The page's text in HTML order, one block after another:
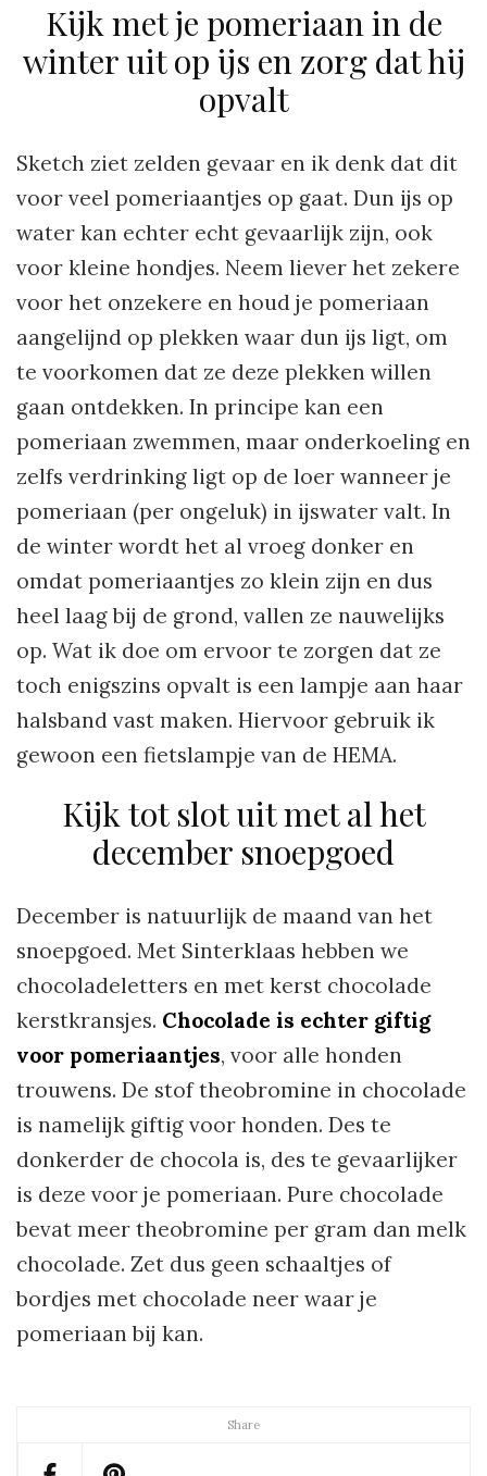
Share
Kijk met je pomeriaan in de
winter uit op ijs en zorg dat hij
opvalt
Sketch ziet zelden gevaar en ik denk dat dit
voor veel pomeriaantjes op gaat. Dun ijs op
water kan echter echt gevaarlijk zijn, ook
voor kleine hondjes. Neem liever het zekere
voor het onzekere en houd je pomeriaan
aangelijnd op plekken waar dun ijs ligt, om
te voorkomen dat ze deze plekken willen
gaan ontdekken. In principe kan een
pomeriaan zwemmen, maar onderkoeling en
zelfs verdrinking ligt op de loer wanneer je
pomeriaan (per ongeluk) in ijswater valt. In
de winter wordt het al vroeg donker en
omdat pomeriaantjes zo klein zijn en dus
heel laag bij de grond, vallen ze nauwelijks
op. Wat ik doe om ervoor te zorgen dat ze
toch enigszins opvalt is een lampje aan haar
halsband vast maken. Hiervoor gebruik ik
gewoon een fietslampje van de HEMA.
Kijk tot slot uit met al het
december snoepgoed
December is natuurlijk de maand van het
snoepgoed. Met Sinterklaas hebben we
chocoladeletters en met kerst chocolade
kerstkransjes. Chocolade is echter giftig
voor pomeriaantjes, voor alle honden
trouwens. De stof theobromine in chocolade
is namelijk giftig voor honden. Des te
donkerder de chocola is, des te gevaarlijker
is deze voor je pomeriaan. Pure chocolade
bevat meer theobromine per gram dan melk
chocolade. Zet dus geen schaaltjes of
bordjes met chocolade neer waar je
pomeriaan bij kan.